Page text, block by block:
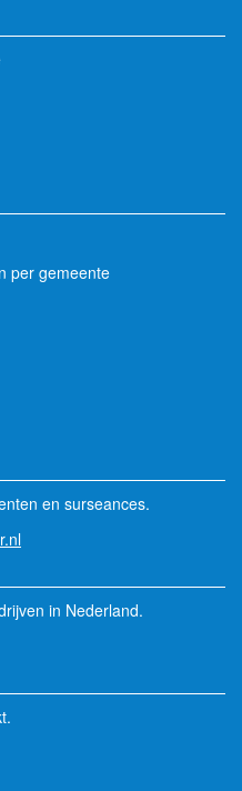
per gemeente
en surseances.
in Nederland.